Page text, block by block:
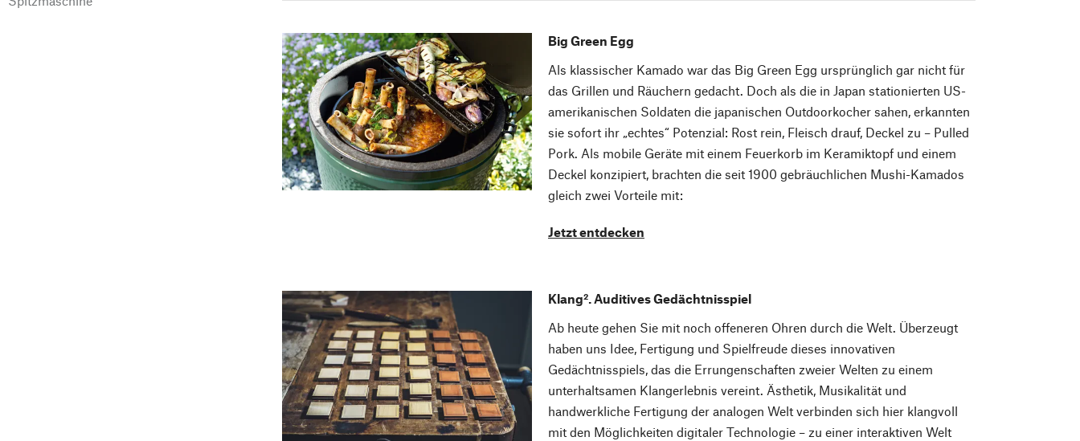
Big Green Egg
Als klassischer Kamado war das Big Green Egg ursprünglich gar nicht für
das Grillen und Räuchern gedacht. Doch als die in Japan stationierten US-
amerikanischen Soldaten die japanischen Outdoorkocher sahen, erkannten
sie sofort ihr „echtes“ Potenzial: Rost rein, Fleisch drauf, Deckel zu – Pulled
Pork. Als mobile Geräte mit einem Feuerkorb im Keramiktopf und einem
Deckel konzipiert, brachten die seit 1900 gebräuchlichen Mushi-Kamados
gleich zwei Vorteile mit:
Jetzt entdecken
Klang². Auditives Gedächtnisspiel
Ab heute gehen Sie mit noch offeneren Ohren durch die Welt. Überzeugt
haben uns Idee, Fertigung und Spielfreude dieses innovativen
Gedächtnisspiels, das die Errungenschaften zweier Welten zu einem
unterhaltsamen Klangerlebnis vereint. Ästhetik, Musikalität und
handwerkliche Fertigung der analogen Welt verbinden sich hier klangvoll
mit den Möglichkeiten digitaler Technologie – zu einer interaktiven Welt